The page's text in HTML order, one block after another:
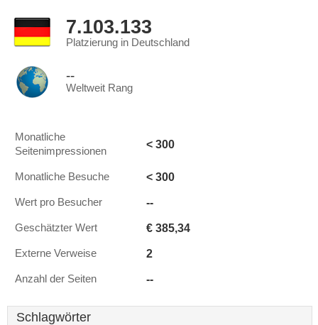
7.103.133
Platzierung in Deutschland
--
Weltweit Rang
Monatliche
Seitenimpressionen
< 300
Monatliche Besuche < 300
Wert pro Besucher --
Geschätzter Wert € 385,34
Externe Verweise 2
Anzahl der Seiten --
Schlagwörter